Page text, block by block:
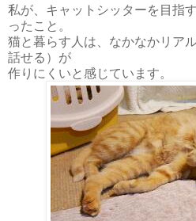
私が、キャットシッターを目指
ったこと。
猫と暮らす人は、なかなかリア
話せる）が
作りにくいと感じています。